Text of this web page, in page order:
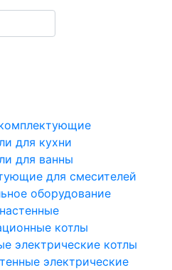
для кухни
для ванны
для смесителей
оборудование
котлы
электрические котлы
электрические